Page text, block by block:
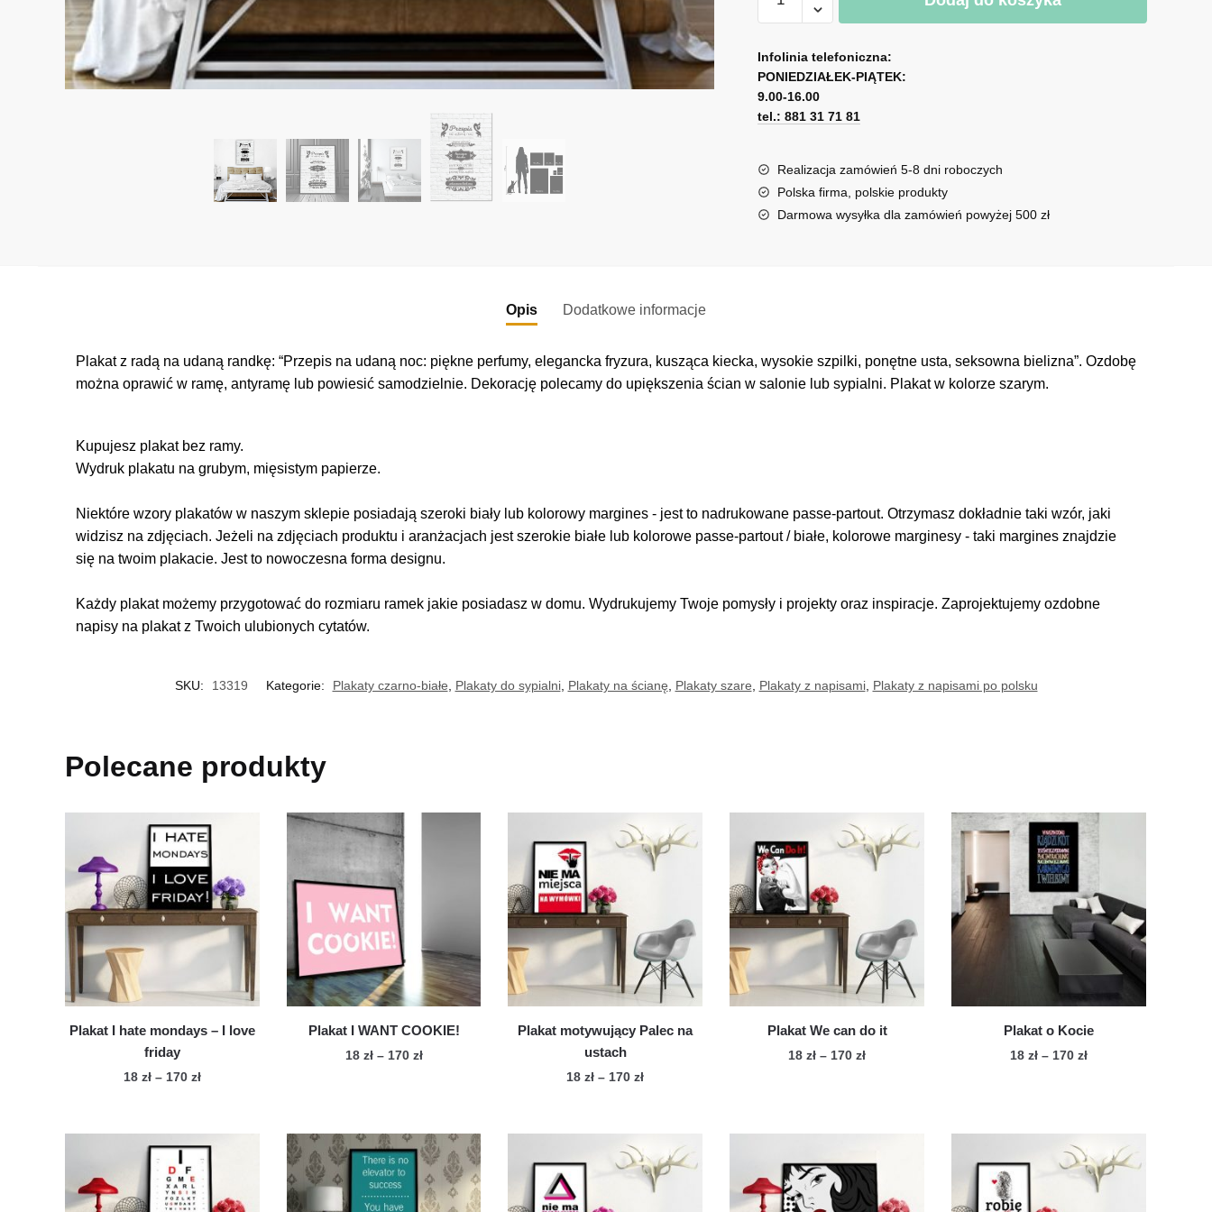
Obraz
przepisem
na
udaną
noc
l
t
e
r
a
t
i
Infolinia telefoniczna:
PONIEDZIAŁEK-PIĄTEK:
9.00-16.00
tel.: 881 31 71 81
Realizacja zamówień 5-8 dni roboczych
Polska firma, polskie produkty
Darmowa wysyłka dla zamówień powyżej 500 zł
Opis Dodatkowe informacje
Plakat z radą na udaną randkę: “Przepis na udaną noc: piękne perfumy, elegancka fryzura, kusząca kiecka, wysokie szpilki, ponętne usta, seksowna bielizna”. Ozdobę
można oprawić w ramę, antyramę lub powiesić samodzielnie. Dekorację polecamy do upiększenia ścian w salonie lub sypialni. Plakat w kolorze szarym.
Kupujesz plakat bez ramy.
Wydruk plakatu na grubym, mięsistym papierze.
Niektóre wzory plakatów w naszym sklepie posiadają szeroki biały lub kolorowy margines - jest to nadrukowane passe-partout. Otrzymasz dokładnie taki wzór, jaki
widzisz na zdjęciach. Jeżeli na zdjęciach produktu i aranżacjach jest szerokie białe lub kolorowe passe-partout / białe, kolorowe marginesy - taki margines znajdzie
się na twoim plakacie. Jest to nowoczesna forma designu.
Każdy plakat możemy przygotować do rozmiaru ramek jakie posiadasz w domu. Wydrukujemy Twoje pomysły i projekty oraz inspiracje. Zaprojektujemy ozdobne
napisy na plakat z Twoich ulubionych cytatów.
SKU: 13319 Kategorie: Plakaty czarno-białe, Plakaty do sypialni, Plakaty na ścianę, Plakaty szare, Plakaty z napisami, Plakaty z napisami po polsku
Polecane produkty
Plakat I hate mondays – I love
friday
18 zł – 170 złZakres
18 zł
170 zł
produkt
ma
wiele
wariantów.
Plakat I WANT COOKIE!
18 zł – 170 złZakres
do
170 zł
ma
wiele
wariantów.
Opcje
Plakat motywujący Palec na
ustach
18zł – 170złZakres
do
170 zł
produkt
ma
wariantów.
Plakat We can do it
18zł – 170złZakres
wariantów.
Opcje
Plakat o Kocie
18 zł – 170 złZakres
170 zł
ma
wiele
wariantów.